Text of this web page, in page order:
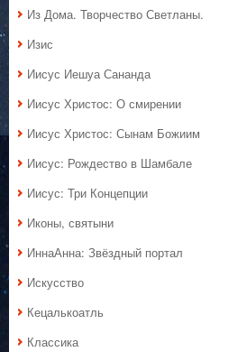
Из Дома. Творчество Светланы.
Изис
Иисус Иешуа Сананда
Иисус Христос: О смирении
Иисус Христос: Сынам Божиим
Иисус: Рождество в Шамбале
Иисус: Три Концепции
Иконы, святыни
ИннаАнна: Звёздный портал
Искусство
Кецалькоатль
Классика